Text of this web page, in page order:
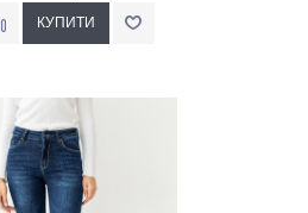
Наклейки Варіант з %